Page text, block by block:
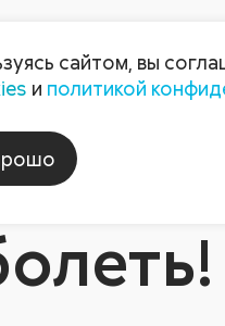
Компания
сайтом, вы
и политикой